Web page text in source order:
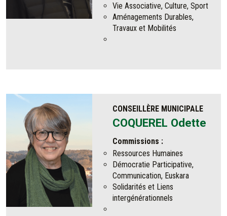
Vie Associative, Culture, Sport
Aménagements Durables,
Travaux et Mobilités
CONSEILLÈRE MUNICIPALE
COQUEREL Odette
Commissions :
Ressources Humaines
Démocratie Participative,
Communication, Euskara
Solidarités et Liens
intergénérationnels